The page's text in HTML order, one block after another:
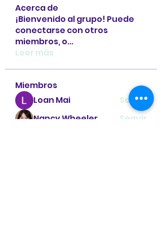
Acerca de
¡Bienvenido al grupo! Puede
conectarse con otros
miembros, o...
Leer más
Miembros
Loan Mai
Seguir
Nancy Wheeler
Seguir